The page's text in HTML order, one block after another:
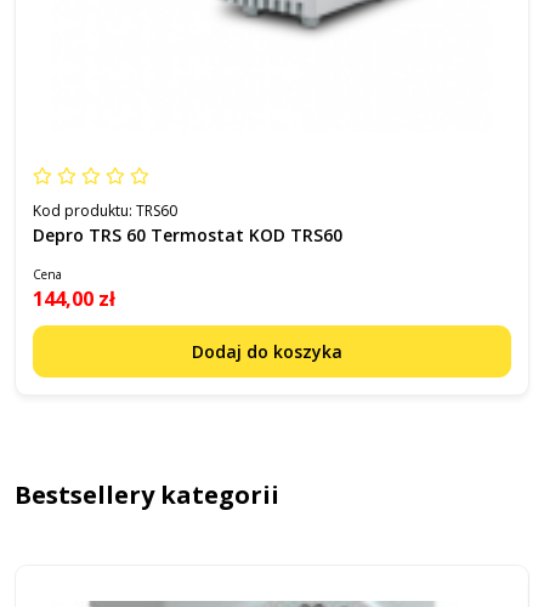
Kod produktu: TRS60
Depro TRS 60 Termostat KOD TRS60
Cena
144,00 zł
Dodaj do koszyka
Bestsellery kategorii